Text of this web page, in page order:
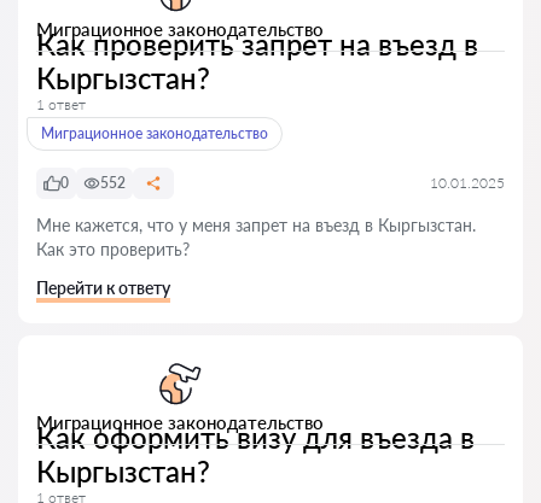
Миграционное законодательство
Как проверить запрет на въезд в
Кыргызстан?
1 ответ
Миграционное законодательство
0 552 10.01.2025
Мне кажется, что у меня запрет на въезд в Кыргызстан.
Как это проверить?
Перейти к ответу
Миграционное законодательство
Как оформить визу для въезда в
Кыргызстан?
1 ответ